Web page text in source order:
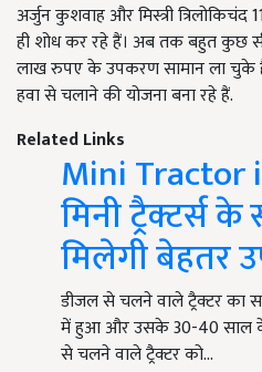
अर्जुन कुशवाह और मिस्त्री
ही शोध कर रहे हैं। अब तक बहुत कुछ
लाख रुपए के उपकरण सामान ला चुके
हवा से चलाने की योजना बना रहे हैं.
Related Links
Mini Tractor
मिनी ट्रैक्टर्स
मिलेगी बेहतर
डीजल से चलने वाले ट्रैक्टर का
में हुआ और उसके 30-40 साल के
से चलने वाले ट्रैक्टर को…